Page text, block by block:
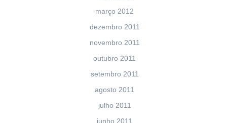
março 2012
dezembro 2011
novembro 2011
outubro 2011
setembro 2011
agosto 2011
julho 2011
junho 2011